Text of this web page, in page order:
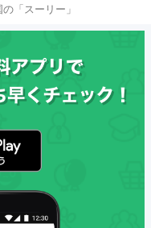
「スーリー」